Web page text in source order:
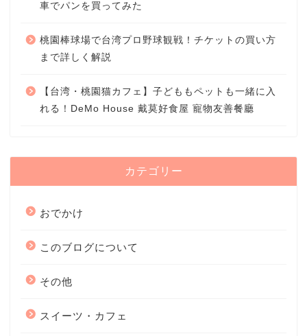
車でパンを買ってみた
桃園棒球場で台湾プロ野球観戦！チケットの買い方
まで詳しく解説
【台湾・桃園猫カフェ】子どももペットも一緒に入
れる！DeMo House 戴莫好食屋 寵物友善餐廳
カテゴリー
おでかけ
このブログについて
その他
スイーツ・カフェ